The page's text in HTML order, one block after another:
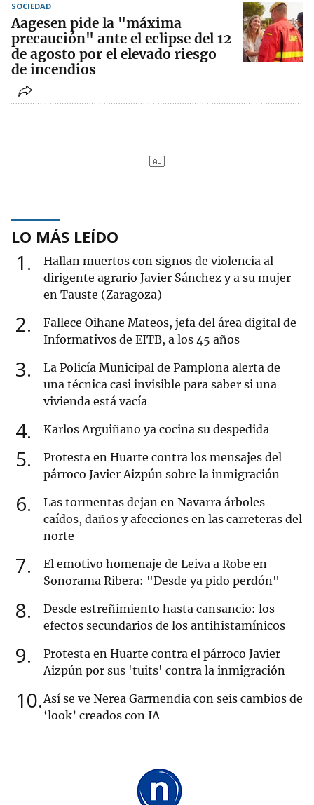
SOCIEDAD
Aagesen pide la "máxima
precaución" ante el eclipse del 12
de agosto por el elevado riesgo
de incendios
LO MÁS LEÍDO
1
Hallan muertos con signos de violencia al
dirigente agrario Javier Sánchez y a su mujer
en Tauste (Zaragoza)
2
Fallece Oihane Mateos, jefa del área digital de
Informativos de EITB, a los 45 años
3
La Policía Municipal de Pamplona alerta de
una técnica casi invisible para saber si una
vivienda está vacía
4 Karlos Arguiñano ya cocina su despedida
5
Protesta en Huarte contra los mensajes del
párroco Javier Aizpún sobre la inmigración
6
Las tormentas dejan en Navarra árboles
caídos, daños y afecciones en las carreteras del
norte
7
El emotivo homenaje de Leiva a Robe en
Sonorama Ribera: "Desde ya pido perdón"
8
Desde estreñimiento hasta cansancio: los
efectos secundarios de los antihistamínicos
9
Protesta en Huarte contra el párroco Javier
Aizpún por sus 'tuits' contra la inmigración
10 Así se ve Nerea Garmendia con seis cambios de
‘look’ creados con IA